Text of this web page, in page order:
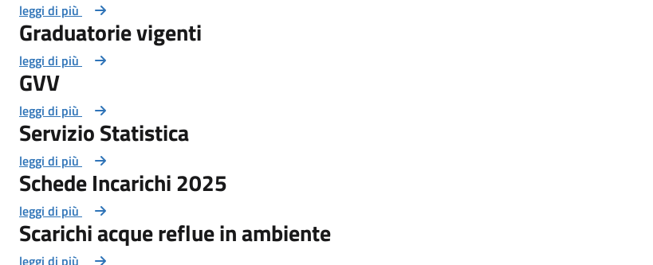
leggi di più
Graduatorie vigenti
leggi di più
GVV
leggi di più
Servizio Statistica
leggi di più
Schede Incarichi 2025
leggi di più
Scarichi acque reflue in ambiente
leggi di più